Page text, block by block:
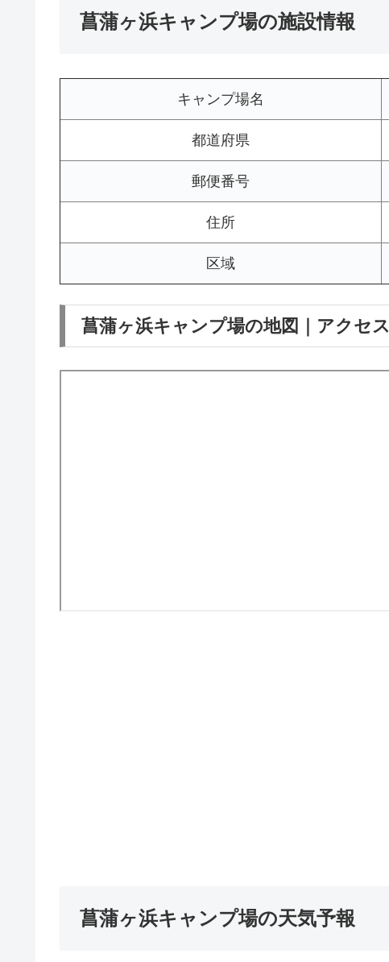
菖蒲ヶ浜キャンプ場の施設情報
キャンプ場名
都道府県
郵便番号
住所
区域
菖蒲ヶ浜キャンプ場の地図｜アクセス
菖蒲ヶ浜キャンプ場の天気予報